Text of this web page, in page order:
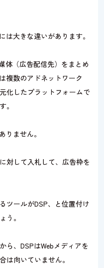
は大きな違いがあります。
体（広告配信先）をまとめ
複数のアドネットワーク
化したプラットフォームで
。
りません。
対して入札して、広告枠を
ツールがDSP、と位置付け
う。
ら、DSPはWebメディアを
は向いていません。